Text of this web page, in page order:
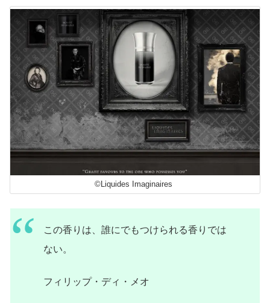
©Liquides Imaginaires
この香りは、誰にでもつけられる香りでは
ない。
フィリップ・ディ・メオ